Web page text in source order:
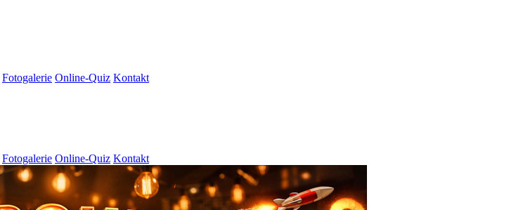
Fotogalerie Online-Quiz Kontakt
Fotogalerie Online-Quiz Kontakt